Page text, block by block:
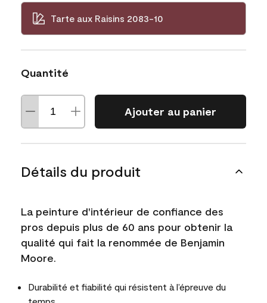
Tarte aux Raisins 2083-10
Quantité
Ajouter au panier
Détails du produit
La peinture d'intérieur de confiance des
pros depuis plus de 60 ans pour obtenir la
qualité qui fait la renommée de Benjamin
Moore.
Durabilité et fiabilité qui résistent à l’épreuve du
temps